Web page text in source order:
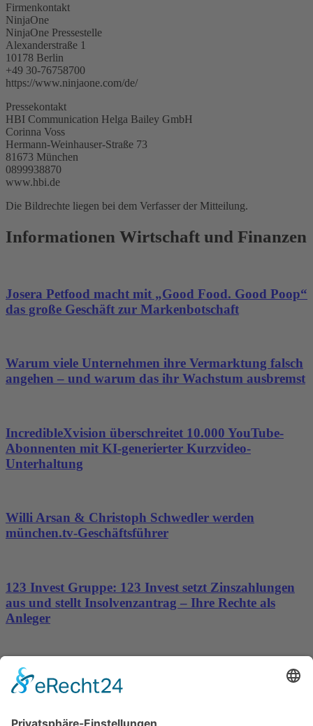
Firmenkontakt
NinjaOne
NinjaOne Pressestelle
Alexanderstraße 1
10178 Berlin
+49 30-76758700
https://www.ninjaone.com/de/
Pressekontakt
HBI Communication Helga Bailey GmbH
Corinna Voss
Hermann-Weinhauser-Straße 73
81673 München
0899938870
www.hbi.de
Die Bildrechte liegen bei dem Verfasser der Mitteilung.
Informationen Wirtschaft und Finanzen
Josera Petfood macht mit „Good Food. Good Poop“
das große Geschäft zur Markenbotschaft
Warum viele Unternehmen ihre Vermarktung falsch
angehen – und warum das ihr Wachstum ausbremst
IncredibleXvision überschreitet 10.000 YouTube-
Abonnenten mit KI-generierter Kurzvideo-
Unterhaltung
Willi Arsan & Christoph Schwedler werden
münchen.tv-Geschäftsführer
123 Invest Gruppe: 123 Invest setzt Zinszahlungen
aus und stellt Insolvenzantrag – Ihre Rechte als
Anleger
Dronus sichert sich 15 Millionen Dollar und treibt
den Aufbau autonomer Luftinfrastruktur voran
Wichtiges